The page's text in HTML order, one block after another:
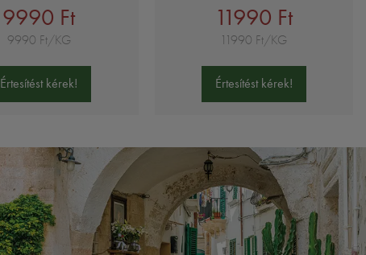
9990 Ft
9990 Ft/KG
Értesítést kérek!
11990 Ft
11990 Ft/KG
Értesítést kérek!